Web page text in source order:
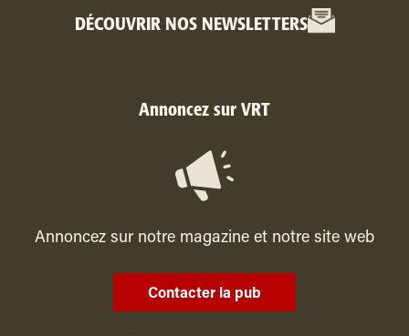
DÉCOUVRIR NOS NEWSLETTERS
Annoncez sur VRT
Annoncez sur notre magazine et notre site web
Contacter la pub